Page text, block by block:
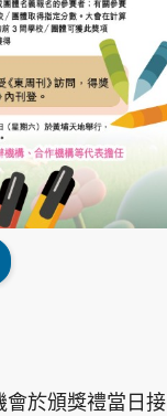
會於頒獎禮當日接